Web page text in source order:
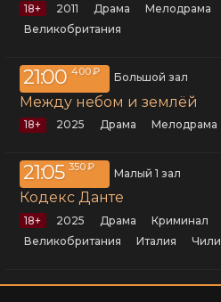
18+ 2011 драма мелодрама
Великобритания
21:00 400 ₽ Большой зал
Между небом и землёй
18+ 2025 драма мелодрама
21:05 350 ₽ Малый 1 зал
Кодекс Данте
18+ 2025 драма криминал
Великобритания
Италия Чили